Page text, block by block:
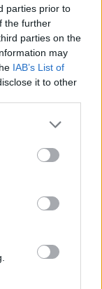
parties prior to
the further
parties on the
may
IAB’s List of
it to other
για
Στο